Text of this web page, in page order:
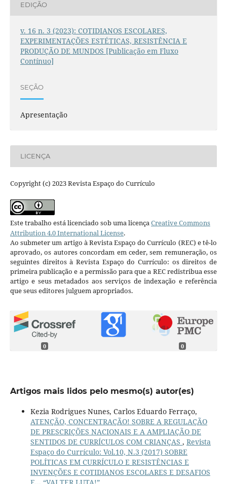
EDIÇÃO
v. 16 n. 3 (2023): COTIDIANOS ESCOLARES,
EXPERIMENTAÇÕES ESTÉTICAS, RESISTÊNCIA E
PRODUÇÃO DE MUNDOS [Publicação em Fluxo
Contínuo]
SEÇÃO
Apresentação
LICENÇA
Copyright (c) 2023 Revista Espaço do Currículo
Este trabalho está licenciado sob uma licençaCreative Commons
Attribution 4.0 International License.
Ao submeter um artigo à Revista Espaço do Currículo (REC) e tê-lo
aprovado, os autores concordam em ceder, sem remuneração, os
seguintes direitos à Revista Espaço do Currículo: os direitos de
primeira publicação e a permissão para que a REC redistribua esse
artigo e seus metadados aos serviços de indexação e referência
que seus editores julguem apropriados.
0 0
Artigos mais lidos pelo mesmo(s) autor(es)
Kezia Rodrigues Nunes, Carlos Eduardo Ferraço,
ATENÇÃO, CONCENTRAÇÃO! SOBRE A REGULAÇÃO
DE PRESCRIÇÕES NACIONAIS E A AMPLIAÇÃO DE
SENTIDOS DE CURRÍCULOS COM CRIANÇAS , Revista
Espaço do Currículo: Vol.10, N.3 (2017) SOBRE
POLÍTICAS EM CURRÍCULO E RESISTÊNCIAS E
INVENÇÕES E COTIDIANOS ESCOLARES E DESAFIOS